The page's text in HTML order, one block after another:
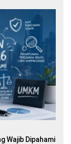
Wajib Dipahami